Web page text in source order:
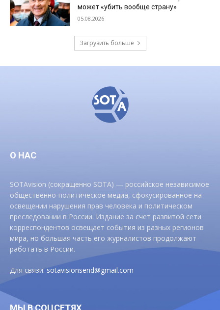
может «убить вообще страну»
05.08.2026
Загрузить больше
О НАС
SOTAvision (сокращенно SOTA) — российское независимое
общественно-политическое медиа, сфокусированное на
освещении нарушения прав человека и политическом
преследовании в России. Издание за счет развитой сети
корреспондентов освещает события из разных регионов
мира, но большая часть его журналистов продолжают
работать в России.
Для связи:sotavisionsend@gmail.com
МЫ В СОЦСЕТЯХ